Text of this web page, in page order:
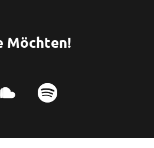
Möchten!
Datenschutzerklärung